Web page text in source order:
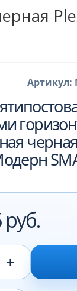
Артикул:
руб.
+